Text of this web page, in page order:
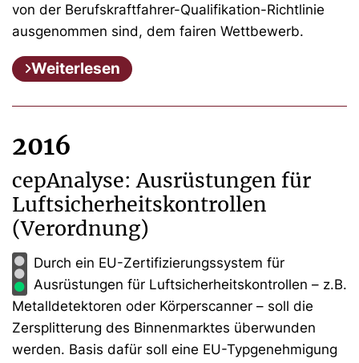
von der Berufskraftfahrer-Qualifikation-Richtlinie
ausgenommen sind, dem fairen Wettbewerb.
Weiterlesen
2016
cepAnalyse: Ausrüstungen für
Luftsicherheitskontrollen
(Verordnung)
Durch ein EU-Zertifizierungssystem für
Ausrüstungen für Luftsicherheitskontrollen – z.B.
Metalldetektoren oder Körperscanner – soll die
Zersplitterung des Binnenmarktes überwunden
werden. Basis dafür soll eine EU-Typgenehmigung